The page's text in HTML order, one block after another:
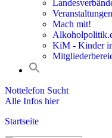
Veranstaltungen
Mach mit!
KiM - Kinder
Nottelefon Sucht
Alle Infos hier
Startseite